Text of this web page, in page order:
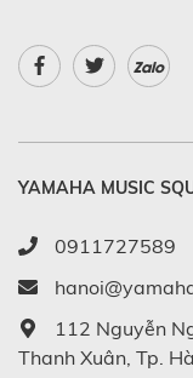
Zalo
YAMAHA MUSIC
0911727589
112 Nguyễn
Thanh Xuân, Tp.